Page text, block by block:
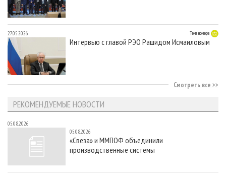
27.05.2026 Тема номера
Интервью с главой РЭО Рашидом Исмаиловым
Смотреть все
РЕКОМЕНДУЕМЫЕ НОВОСТИ
05.08.2026
05.08.2026
«Свеза» и ММПОФ объединили
производственные системы